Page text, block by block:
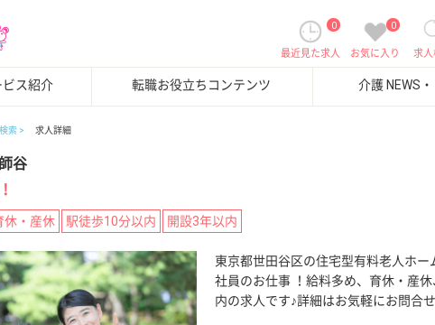
求
0
お気に入り
0
最近見た求人
ビス紹介 転職お役立ちコンテンツ 介護 NEWS
索 求人詳細
谷
休・産休 駅徒歩10分以内 開設3年以内
東京都世田谷区の住宅型有料老人ホー
社員のお仕事 ！給料多め、育休・産
内の求人です♪詳細はお気軽にお問合